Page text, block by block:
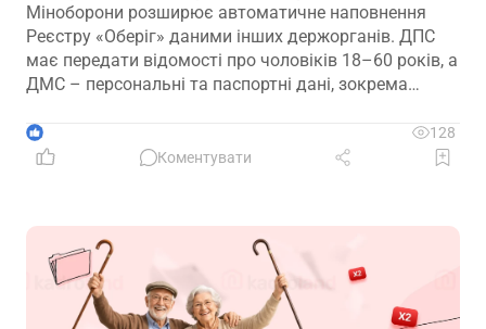
Міноборони розширює автоматичне наповнення
Реєстру «Оберіг» даними інших держорганів. ДПС
має передати відомості про чоловіків 18–60 років, а
ДМС – персональні та паспортні дані, зокрема
1
128
Коментувати